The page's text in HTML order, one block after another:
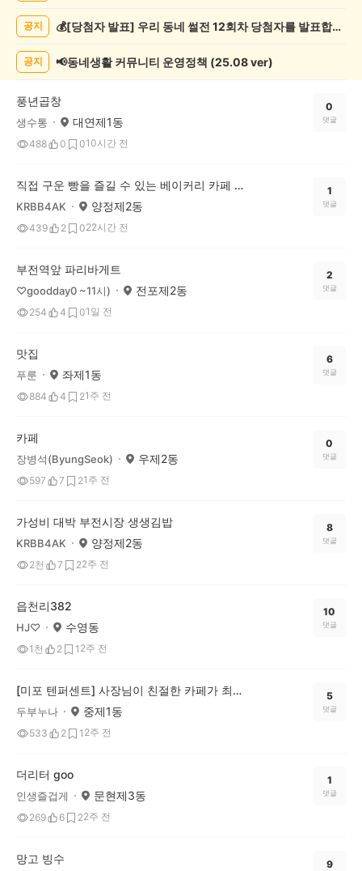
록
공지 💰[당첨자 발표] 우리 동네 썰전 12회차 당첨자를 발표합니다!
공지 📢동네생활 커뮤니티 운영정책 (25.08 ver)
풍년곱창
생수통 대연제1동
488 0 010시간 전
0
댓글
직접 구운 빵을 즐길 수 있는 베이커리 카페 왔다 상사 추천해요
KRBB4AK 양정제2동
439 2 022시간 전
1
댓글
부전역앞 파리바게트
♡goodday0 ~11시) 전포제2동
254 4 01일 전
2
댓글
맛집
푸룬 좌제1동
884 4 21주 전
6
댓글
카페
장병석(ByungSeok) 우제2동
597 7 21주 전
0
댓글
가성비 대박 부전시장 생생김밥
KRBB4AK 양정제2동
2천 7 22주 전
8
댓글
읍천리382
HJ♡ 수영동
1천 2 1 2주 전
10
댓글
[미포 텐퍼센트] 사장님이 친절한 카페가 최고지
두부누나 중제1동
533 2 1 2주 전
5
댓글
더리터 goo
인생즐겁게 문현제3동
269 6 22주 전
1
댓글
망고 빙수 9